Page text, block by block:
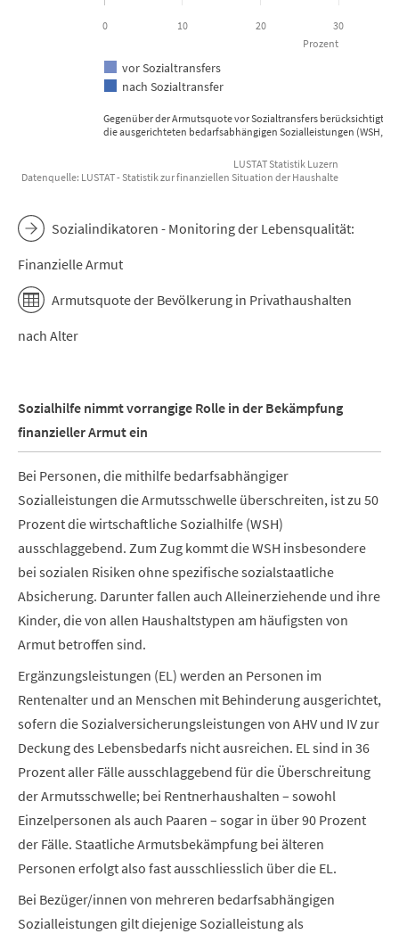
Gegenüber der Armutsquote vor Sozialtransfers berücksichtigt
die ausgerichteten bedarfsabhängigen Sozialleistungen (WSH,
Prozent
vor Sozialtransfers
nach Sozialtransfer
0 10 20 30
LUSTAT Statistik Luzern
Datenquelle: LUSTAT - Statistik zur finanziellen Situation der Haushalte
Sozialindikatoren - Monitoring der Lebensqualität:
Finanzielle Armut
Armutsquote der Bevölkerung in Privathaushalten
nach Alter
Sozialhilfe nimmt vorrangige Rolle in der Bekämpfung
finanzieller Armut ein
Bei Personen, die mithilfe bedarfsabhängiger
Sozialleistungen die Armutsschwelle überschreiten, ist zu 50
Prozent die wirtschaftliche Sozialhilfe (WSH)
ausschlaggebend. Zum Zug kommt die WSH insbesondere
bei sozialen Risiken ohne spezifische sozialstaatliche
Absicherung. Darunter fallen auch Alleinerziehende und ihre
Kinder, die von allen Haushaltstypen am häufigsten von
Armut betroffen sind.
Ergänzungsleistungen (EL) werden an Personen im
Rentenalter und an Menschen mit Behinderung ausgerichtet,
sofern die Sozialversicherungsleistungen von AHV und IV zur
Deckung des Lebensbedarfs nicht ausreichen. EL sind in 36
Prozent aller Fälle ausschlaggebend für die Überschreitung
der Armutsschwelle; bei Rentnerhaushalten – sowohl
Einzelpersonen als auch Paaren – sogar in über 90 Prozent
der Fälle. Staatliche Armutsbekämpfung bei älteren
Personen erfolgt also fast ausschliesslich über die EL.
Bei Bezüger/innen von mehreren bedarfsabhängigen
Sozialleistungen gilt diejenige Sozialleistung als